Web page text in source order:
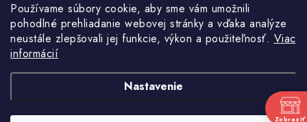
Používame súbory cookie, aby sme vám umožnili
pohodlné prehliadanie webovej stránky a vďaka analýze
neustále zlepšovali jej funkcie, výkon a použiteľnosť. Viac
informácií
Nastavenie
Informácie pre vás
Zobraziť